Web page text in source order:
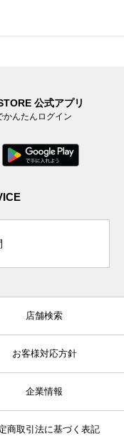
公式アプリ
かんたんログイン
店舗検索
お客様対応方針
企業情報
商取引法に基づく表記